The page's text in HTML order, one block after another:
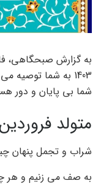
1403 به شما
شما بی پایان و دور
متولد
شراب و تجمل پنهان
به صف می زنیم و هر